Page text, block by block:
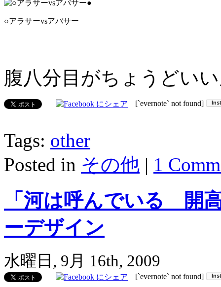
○アラサーvsアバサー
腹八分目がちょうどい
[`evernote` not found]
Tags: other
Posted in その他 | 1
「河は呼んでいる 開
ーデザイン
水曜日, 9月 16th, 2009
[`evernote` not found]